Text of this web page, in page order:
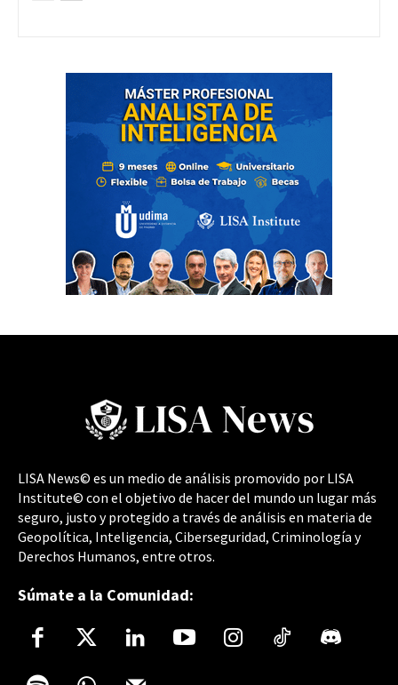
LISA News© es un medio de análisis promovido por LISA
Institute© con el objetivo de hacer del mundo un lugar más
seguro, justo y protegido a través de análisis en materia de
Geopolítica, Inteligencia, Ciberseguridad, Criminología y
Derechos Humanos, entre otros.
Súmate a la Comunidad: